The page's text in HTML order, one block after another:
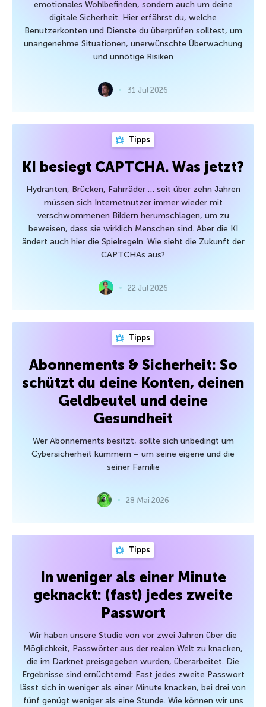
emotionales Wohlbefinden, sondern auch um deine
digitale Sicherheit. Hier erfährst du, welche
Benutzerkonten und Dienste du überprüfen solltest, um
unangenehme Situationen, unerwünschte Überwachung
und unnötige Risiken
31 Jul 2026
Tipps
KI besiegt CAPTCHA. Was jetzt?
Hydranten, Brücken, Fahrräder … seit über zehn Jahren
müssen sich Internetnutzer immer wieder mit
verschwommenen Bildern herumschlagen, um zu
beweisen, dass sie wirklich Menschen sind. Aber die KI
ändert auch hier die Spielregeln. Wie sieht die Zukunft der
CAPTCHAs aus?
22 Jul 2026
Tipps
Abonnements & Sicherheit: So
schützt du deine Konten, deinen
Geldbeutel und deine
Gesundheit
Wer Abonnements besitzt, sollte sich unbedingt um
Cybersicherheit kümmern – um seine eigene und die
seiner Familie
28 Mai 2026
Tipps
In weniger als einer Minute
geknackt: (fast) jedes zweite
Passwort
Wir haben unsere Studie von vor zwei Jahren über die
Möglichkeit, Passwörter aus der realen Welt zu knacken,
die im Darknet preisgegeben wurden, überarbeitet. Die
Ergebnisse sind ernüchternd: Fast jedes zweite Passwort
lässt sich in weniger als einer Minute knacken, bei drei von
fünf genügt weniger als eine Stunde. Wie können wir uns